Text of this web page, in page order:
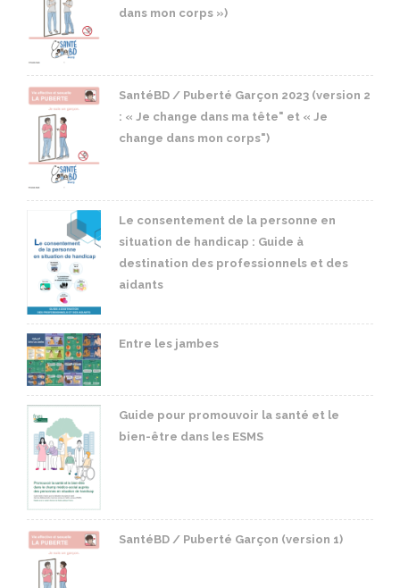
dans mon corps »)
SantéBD / Puberté Garçon 2023 (version 2
: « Je change dans ma tête" et « Je
change dans mon corps")
Le consentement de la personne en
situation de handicap : Guide à
destination des professionnels et des
aidants
Entre les jambes
Guide pour promouvoir la santé et le
bien-être dans les ESMS
SantéBD / Puberté Garçon (version 1)